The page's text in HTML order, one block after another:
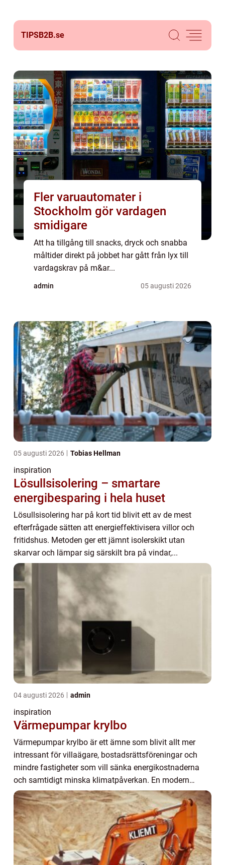
TIPSB2B.se
Fler varuautomater i
Stockholm gör vardagen
smidigare
Att ha tillgång till snacks, dryck och snabba
måltider direkt på jobbet har gått från lyx till
vardagskrav på m&ar...
admin 05 augusti 2026
05 augusti 2026 Tobias Hellman
inspiration
Lösullsisolering – smartare
energibesparing i hela huset
Lösullsisolering har på kort tid blivit ett av de mest
efterfrågade sätten att energieffektivisera villor och
fritidshus. Metoden ger ett jämnt isolerskikt utan
skarvar och lämpar sig särskilt bra på vindar,...
04 augusti 2026 admin
inspiration
Värmepumpar krylbo
Värmepumpar krylbo är ett ämne som blivit allt mer
intressant för villaägare, bostadsrättsföreningar och
mindre fastigheter som vill sänka energikostnaderna
och samtidigt minska klimatpåverkan. En modern
värmepump använder lagrad solenergi från luft,...